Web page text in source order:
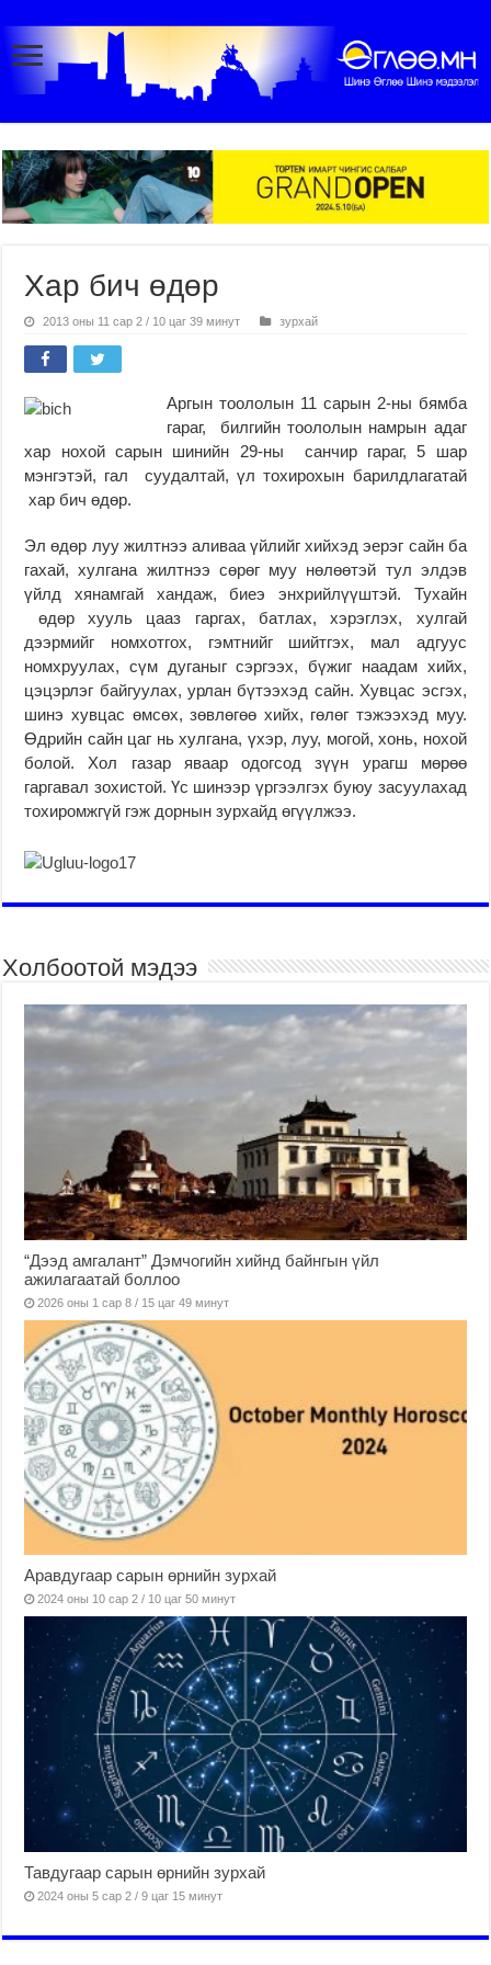
Хар бич өдөр
2013 оны 11 сар 2 / 10 цаг 39 минут зурхай
Аргын тоололын 11 сарын 2-ны бямба
гараг, билгийн тоололын намрын адаг
хар нохой сарын шинийн 29-ны санчир гараг, 5 шар
мэнгэтэй, гал суудалтай, үл тохирохын барилдлагатай
хар бич өдөр.
Эл өдөр луу жилтнээ аливаа үйлийг хийхэд эерэг сайн ба
гахай, хулгана жилтнээ сөрөг муу нөлөөтэй тул элдэв
үйлд хянамгай хандаж, биеэ энхрийлүүштэй. Тухайн
өдөр хууль цааз гаргах, батлах, хэрэглэх, хулгай
дээрмийг номхотгох, гэмтнийг шийтгэх, мал адгуус
номхруулах, сүм дуганыг сэргээх, бүжиг наадам хийх,
цэцэрлэг байгуулах, урлан бүтээхэд сайн. Хувцас эсгэх,
шинэ хувцас өмсөх, зөвлөгөө хийх, гөлөг тэжээхэд муу.
Өдрийн сайн цаг нь хулгана, үхэр, луу, могой, хонь, нохой
болой. Хол газар яваар одогсод зүүн урагш мөрөө
гаргавал зохистой. Үс шинээр үргээлгэх буюу засуулахад
тохиромжгүй гэж дорнын зурхайд өгүүлжээ.
Холбоотой мэдээ
“Дээд амгалант” Дэмчогийн хийнд байнгын үйл
ажилагаатай боллоо
2026 оны 1 сар 8 / 15 цаг 49 минут
Аравдугаар сарын өрнийн зурхай
2024 оны 10 сар 2 / 10 цаг 50 минут
Тавдугаар сарын өрнийн зурхай
2024 оны 5 сар 2 / 9 цаг 15 минут